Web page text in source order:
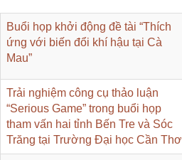
Buổi họp khởi động đề tài “Thích
ứng với biến đổi khí hậu tại Cà
Mau”
Trải nghiệm công cụ thảo luận
“Serious Game” trong buổi họp
tham vấn hai tỉnh Bến Tre và Sóc
Trăng tại Trường Đại học Cần Thơ